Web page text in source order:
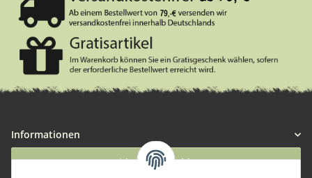
Informationen
Widerruf anmelden